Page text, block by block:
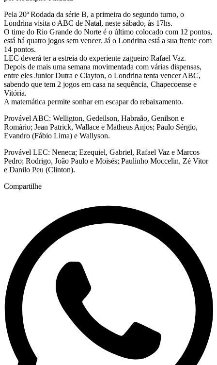
Pela 20ª Rodada da série B, a primeira do segundo turno, o
Londrina visita o ABC de Natal, neste sábado, às 17hs.
O time do Rio Grande do Norte é o último colocado com 12 pontos,
está há quatro jogos sem vencer. Já o Londrina está a sua frente com
14 pontos.
LEC deverá ter a estreia do experiente zagueiro Rafael Vaz.
Depois de mais uma semana movimentada com várias dispensas,
entre eles Junior Dutra e Clayton, o Londrina tenta vencer ABC,
sabendo que tem 2 jogos em casa na sequência, Chapecoense e
Vitória.
A matemática permite sonhar em escapar do rebaixamento.
Provável ABC: Welligton, Gedeilson, Habraão, Genilson e
Romário; Jean Patrick, Wallace e Matheus Anjos; Paulo Sérgio,
Evandro (Fábio Lima) e Wallyson.
Provável LEC: Neneca; Ezequiel, Gabriel, Rafael Vaz e Marcos
Pedro; Rodrigo, João Paulo e Moisés; Paulinho Moccelin, Zé Vitor
e Danilo Peu (Clinton).
Compartilhe